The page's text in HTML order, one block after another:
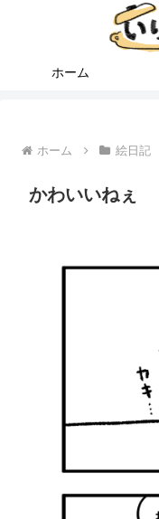
ホーム
ホーム 絵日記
かわいいねぇ